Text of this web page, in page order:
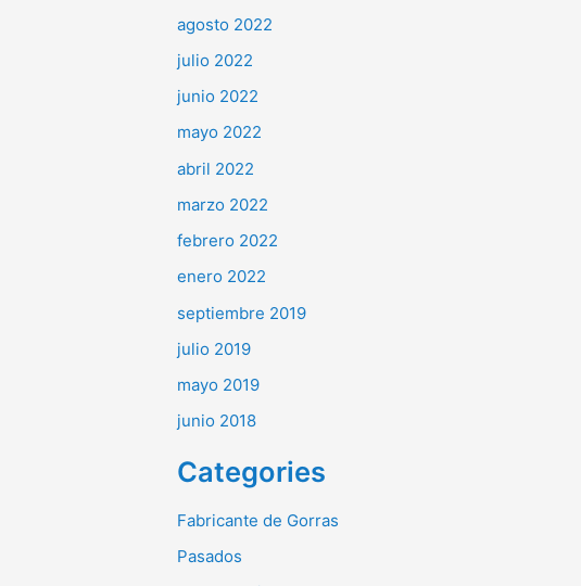
agosto 2022
julio 2022
junio 2022
mayo 2022
abril 2022
marzo 2022
febrero 2022
enero 2022
septiembre 2019
julio 2019
mayo 2019
junio 2018
Categories
Fabricante de Gorras
Pasados